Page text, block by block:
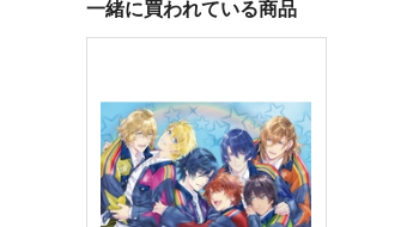
salvagE:5
アロマ
787円（税込）
一緒に買われている商品